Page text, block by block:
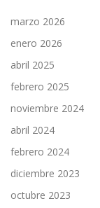
marzo 2026
enero 2026
abril 2025
febrero 2025
noviembre 2024
abril 2024
febrero 2024
diciembre 2023
octubre 2023